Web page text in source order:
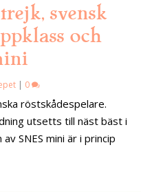
svensk
och
| 0
röstskådespelare.
utsetts till näst bäst i
SNES mini är i princip